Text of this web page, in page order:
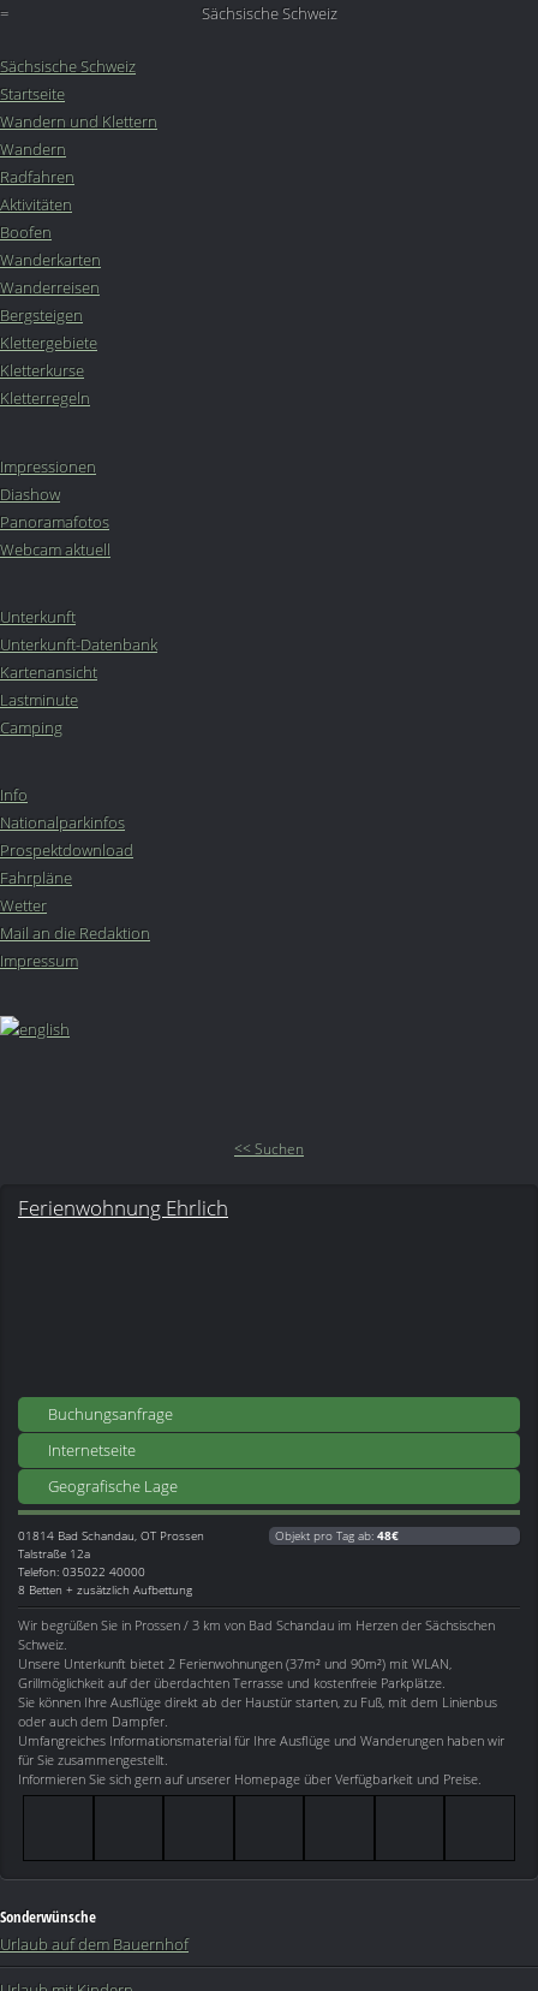
Sächsische Schweiz
=
Sächsische Schweiz
Startseite
Wandern und Klettern
Wandern
Radfahren
Aktivitäten
Boofen
Wanderkarten
Wanderreisen
Bergsteigen
Klettergebiete
Kletterkurse
Kletterregeln
Impressionen
Diashow
Panoramafotos
Webcam aktuell
Unterkunft
Unterkunft-Datenbank
Kartenansicht
Lastminute
Camping
Info
Nationalparkinfos
Prospektdownload
Fahrpläne
Wetter
Mail an die Redaktion
Impressum
<< Suchen
Ferienwohnung Ehrlich
Buchungsanfrage
Internetseite
Geografische Lage
01814 Bad Schandau, OT Prossen
Talstraße 12a
Telefon: 035022 40000
8 Betten + zusätzlich Aufbettung
Objekt pro Tag ab: 48€
Wir begrüßen Sie in Prossen / 3 km von Bad Schandau im Herzen der Sächsischen
Schweiz.
Unsere Unterkunft bietet 2 Ferienwohnungen (37m² und 90m²) mit WLAN,
Grillmöglichkeit auf der überdachten Terrasse und kostenfreie Parkplätze.
Sie können Ihre Ausflüge direkt ab der Haustür starten, zu Fuß, mit dem Linienbus
oder auch dem Dampfer.
Umfangreiches Informationsmaterial für Ihre Ausflüge und Wanderungen haben wir
für Sie zusammengestellt.
Informieren Sie sich gern auf unserer Homepage über Verfügbarkeit und Preise.
Sonderwünsche
Urlaub auf dem Bauernhof